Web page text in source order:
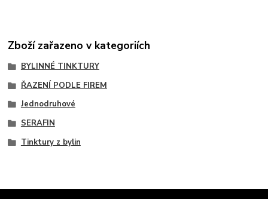
Zboží zařazeno v kategoriích
BYLINNÉ TINKTURY
ŘAZENÍ PODLE FIREM
Jednodruhové
SERAFIN
Tinktury z bylin